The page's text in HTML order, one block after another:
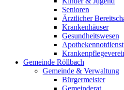
Senioren
Ärztlicher
Krankenhäuser
Gesundheitswesen
Apothekennotdienst
Gemeinde Röllbach
Gemeinde & Verwaltung
Bürgermeister
Gemeinderat